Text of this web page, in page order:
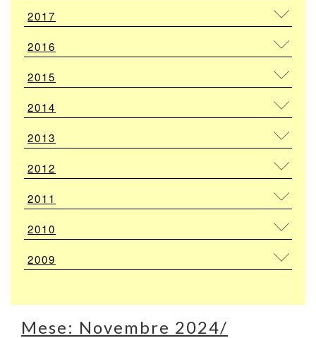
2017
2016
2015
2014
2013
2012
2011
2010
2009
Mese: Novembre 2024/